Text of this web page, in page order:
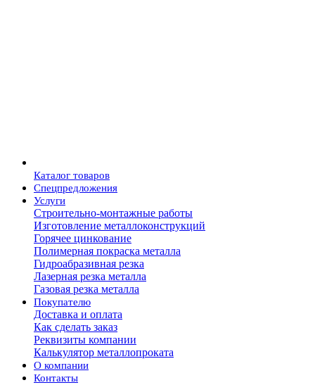
Каталог товаров
Спецпредложения
Услуги
Строительно-монтажные работы
Изготовление металлоконструкций
Горячее цинкование
Полимерная покраска металла
Гидроабразивная резка
Лазерная резка металла
Газовая резка металла
Покупателю
Доставка и оплата
Как сделать заказ
Реквизиты компании
Калькулятор металлопроката
О компании
Контакты